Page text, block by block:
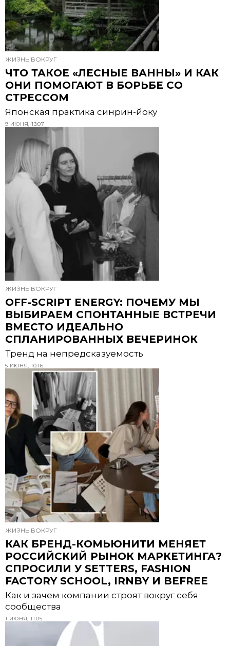
ЖИЗНЬ ВОКРУГ
ЧТО ТАКОЕ «ЛЕСНЫЕ ВАННЫ» И КАК
ОНИ ПОМОГАЮТ В БОРЬБЕ СО
СТРЕССОМ
Японская практика синрин-йоку
9 ИЮНЯ, 13:07
ЖИЗНЬ ВОКРУГ
OFF-SCRIPT ENERGY: ПОЧЕМУ МЫ
ВЫБИРАЕМ СПОНТАННЫЕ ВСТРЕЧИ
ВМЕСТО ИДЕАЛЬНО
СПЛАНИРОВАННЫХ ВЕЧЕРИНОК
Тренд на непредсказуемость
5 ИЮНЯ, 10:16
ЖИЗНЬ ВОКРУГ
КАК БРЕНД-КОМЬЮНИТИ МЕНЯЕТ
РОССИЙСКИЙ РЫНОК МАРКЕТИНГА?
СПРОСИЛИ У SETTERS, FASHION
FACTORY SCHOOL, IRNBY И BEFREE
Как и зачем компании строят вокруг себя
сообщества
1 ИЮНЯ, 11:05